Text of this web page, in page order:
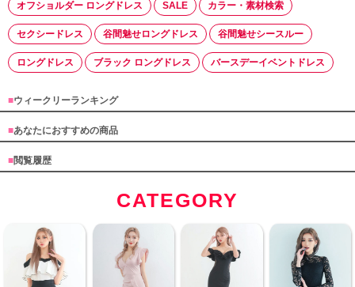
オフショルダー ロングドレス SALE カラー・素材検索
セクシードレス 谷間魅せロングドレス 谷間魅せシースルー
ロングドレス ブラック ロングドレス バースデーイベントドレス
■ウィークリーランキング
■あなたにおすすめの商品
■閲覧履歴
CATEGORY